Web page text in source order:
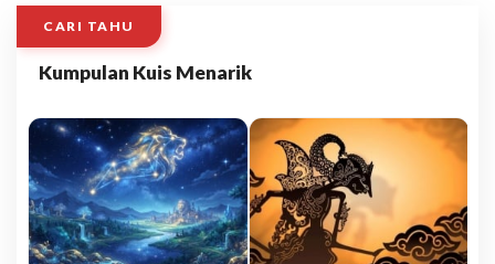
CARI TAHU
Kumpulan Kuis Menarik